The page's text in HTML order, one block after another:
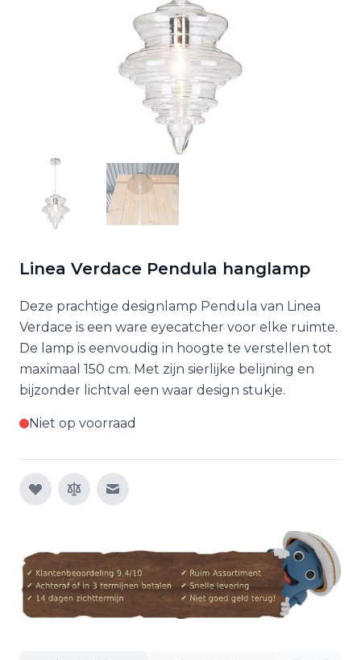
Linea Verdace Pendula hanglamp
Deze prachtige designlamp Pendula van Linea
Verdace is een ware eyecatcher voor elke ruimte.
De lamp is eenvoudig in hoogte te verstellen tot
maximaal 150 cm. Met zijn sierlijke belijning en
bijzonder lichtval een waar design stukje.
Niet op voorraad
E-mail naar een vriend